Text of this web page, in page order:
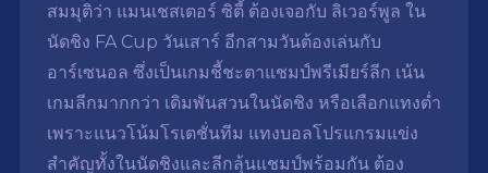
สมมุติว่า แมนเชสเตอร์ ซิตี้ ต้องเจอกับ ลิเวอร์พูล ใน
นัดชิง FA Cup วันเสาร์ อีกสามวันต้องเล่นกับ
อาร์เซนอล ซึ่งเป็นเกมชี้ชะตาแชมป์พรีเมียร์ลีก เน้น
เกมลีกมากกว่า เดิมพันสวนในนัดชิง หรือเลือกแทงต่ำ
เพราะแนวโน้มโรเตชั่นทีม แทงบอลโปรแกรมแข่ง
สำคัญทั้งในนัดชิงและลีกลุ้นแชมป์พร้อมกัน ต้อง